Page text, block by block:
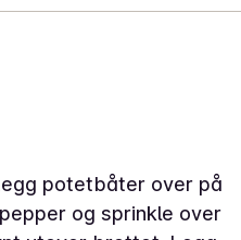
potetbåter over på
og sprinkle over